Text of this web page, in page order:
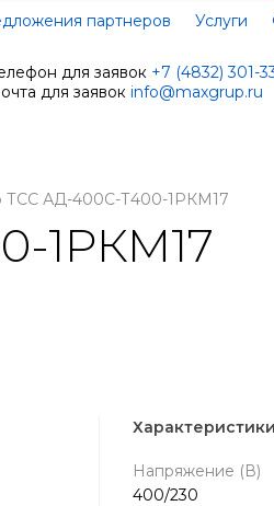
партнеров Услуги
для заявок +7 (4832) 301-
для заявок info@maxgrup.ru
ТСС АД-400С-Т400-1РКМ17
1РКМ17
Характеристики
Напряжение (В)
400/230